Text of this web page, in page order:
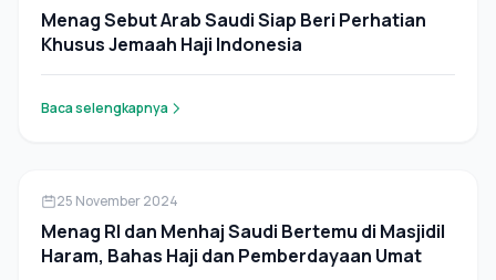
Menag Sebut Arab Saudi Siap Beri Perhatian
Khusus Jemaah Haji Indonesia
Baca selengkapnya
Pers Rilis
25 November 2024
Menag RI dan Menhaj Saudi Bertemu di Masjidil
Haram, Bahas Haji dan Pemberdayaan Umat